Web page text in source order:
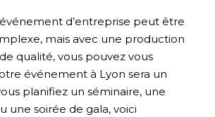
d’entreprise peut être
mais avec une production
qualité, vous pouvez vous
événement à Lyon sera un
planifiez un séminaire, une
une soirée de gala, voici